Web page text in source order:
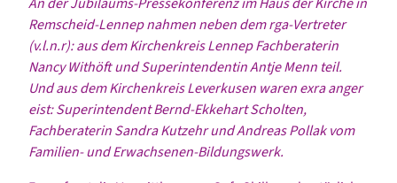
An der Jubiläums-Pressekonferenz im Haus der Kirche in
Remscheid-Lennep nahmen neben dem rga-Vertreter
(v.l.n.r):aus dem Kirchenkreis LennepFachberaterin
Nancy Withöft undSuperintendentin Antje Menn teil.
Und aus dem Kirchenkreis Leverkusen waren exra anger
eist: Superintendent Bernd-Ekkehart Scholten,
Fachberaterin Sandra Kutzehr und Andreas Pollak vom
Familien- und Erwachsenen-Bildungswerk.